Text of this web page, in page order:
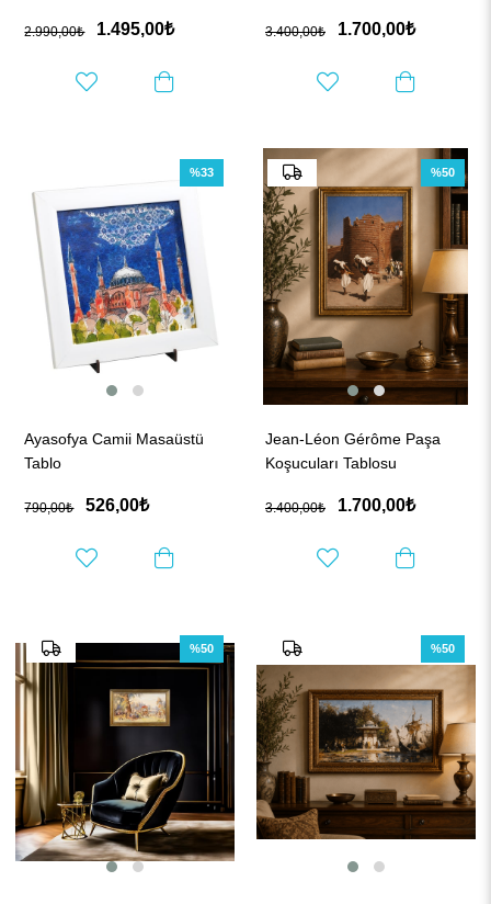
1.495,00₺
2.990,00₺ 1.700,00₺
3.400,00₺
Ayasofya Camii Masaüstü
Tablo
526,00₺
790,00₺
%33
Jean-Léon Gérôme Paşa
Koşucuları Tablosu
1.700,00₺
3.400,00₺
%50
%50 %50